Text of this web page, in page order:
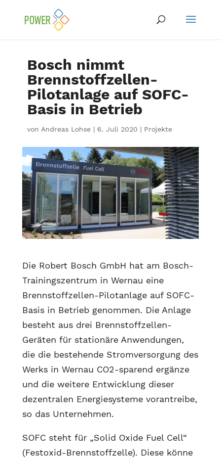
Bosch nimmt
Brennstoffzellen-
Pilotanlage auf SOFC-
Basis in Betrieb
von Andreas Lohse| 6. Juli 2020 | Projekte
Die Robert Bosch GmbH hat am Bosch-
Trainingszentrum in Wernau eine
Brennstoffzellen-Pilotanlage auf SOFC-
Basis in Betrieb genommen. Die Anlage
besteht aus drei Brennstoffzellen-
Geräten für stationäre Anwendungen,
die die bestehende Stromversorgung des
Werks in Wernau CO2-sparend ergänze
und die weitere Entwicklung dieser
dezentralen Energiesysteme vorantreibe,
so das Unternehmen.
SOFC steht für „Solid Oxide Fuel Cell“
(Festoxid-Brennstoffzelle). Diese könne